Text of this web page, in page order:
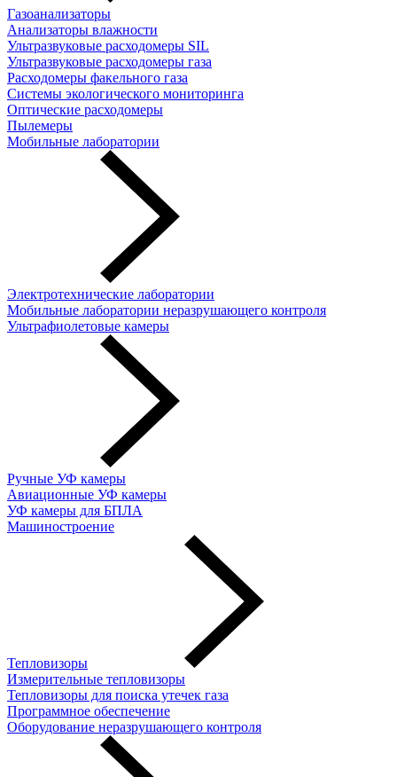
Газоанализаторы
Анализаторы влажности
Ультразвуковые расходомеры SIL
Ультразвуковые расходомеры газа
Расходомеры факельного газа
Системы экологического мониторинга
Оптические расходомеры
Пылемеры
Мобильные лаборатории
Электротехнические лаборатории
Мобильные лаборатории неразрушающего контроля
Ультрафиолетовые камеры
Ручные УФ камеры
Авиационные УФ камеры
УФ камеры для БПЛА
Машиностроение
Тепловизоры
Измерительные тепловизоры
Тепловизоры для поиска утечек газа
Программное обеспечение
Оборудование неразрушающего контроля